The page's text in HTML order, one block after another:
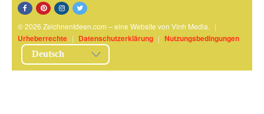
© 2026 ZeichnenIdeen.com – eine Website von Vinh Media. |
Urheberrechte | Datenschutzerklärung | Nutzungsbedingungen
Deutsch